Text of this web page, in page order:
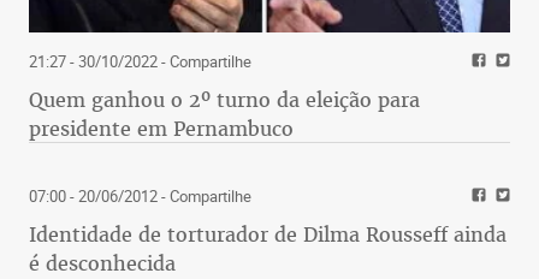
21:27 - 30/10/2022- Compartilhe
Quem ganhou o 2º turno da eleição para
presidente em Pernambuco
07:00 - 20/06/2012- Compartilhe
Identidade de torturador de Dilma Rousseff ainda
é desconhecida